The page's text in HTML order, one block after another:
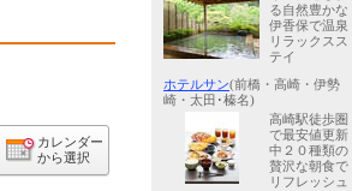
カレンダー
から選択
る自然豊かな
伊香保で温泉
リラックスス
テイ
ホテルサン(前橋・高崎・伊勢
崎・太田･榛名)
高崎駅徒歩圏
で最安値更新
中２０種類の
贅沢な朝食で
リフレッシュ